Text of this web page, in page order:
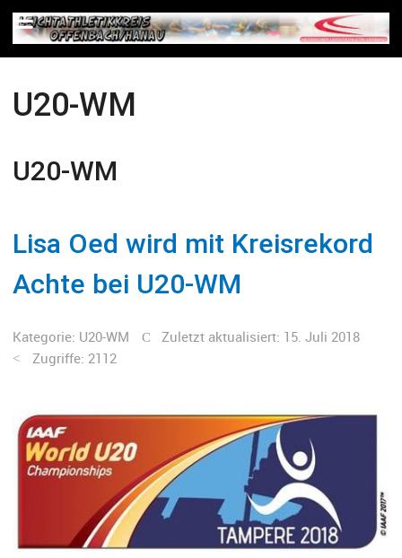
U20-WM
U20-WM
Lisa Oed wird mit Kreisrekord
Achte bei U20-WM
Kategorie: U20-WM
Zuletzt aktualisiert: 15. Juli 2018
Zugriffe: 2112